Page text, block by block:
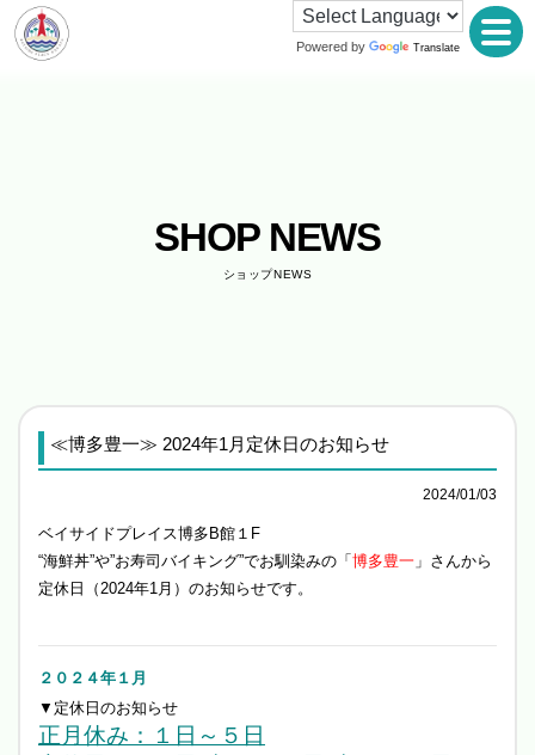
Powered by Translate
SHOP NEWS
ショップNEWS
≪博多豊一≫ 2024年1月定休日のお知らせ
2024/01/03
ベイサイドプレイス博多B館１F
“海鮮丼”や”お寿司バイキング”でお馴染みの「 博多豊一 」さんから
定休日（2024年1月）のお知らせです。
２０２４年１月
▼定休日のお知らせ
正月休み：１日～５日